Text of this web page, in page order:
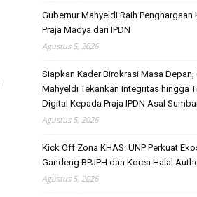
Gubernur Mahyeldi Raih Penghargaan
Praja Madya dari IPDN
Agustus 5, 2026
Siapkan Kader Birokrasi Masa Depan,
Mahyeldi Tekankan Integritas hingga
Digital Kepada Praja IPDN Asal
Agustus 5, 2026
Kick Off Zona KHAS: UNP Perkuat
Gandeng BPJPH dan Korea Halal
Agustus 5, 2026